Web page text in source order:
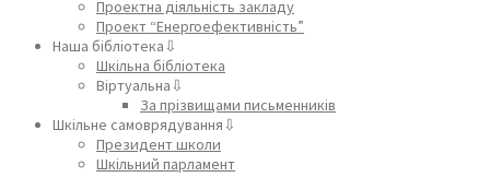
Проектна діяльність закладу
Проект “Енергоефективність”
Наша бібліотека⇩
Шкільна бібліотека
Віртуальна⇩
За прізвищами письменників
Шкільне самоврядування⇩
Президент школи
Шкільний парламент